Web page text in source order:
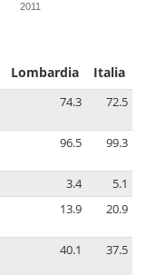
2011
Lombardia Italia
74.3 72.5
96.5 99.3
3.4
5.1
13.9 20.9
40.1 37.5